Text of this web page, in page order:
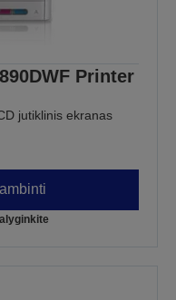
Printer
jutiklinis ekranas